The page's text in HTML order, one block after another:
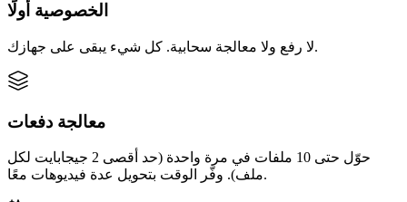
الخصوصية أولًا
لا رفع ولا معالجة سحابية. كل شيء يبقى على جهازك.
معالجة دفعات
حوّل حتى 10 ملفات في مرة واحدة (حد أقصى 2 جيجابايت لكل
ملف). وفّر الوقت بتحويل عدة فيديوهات معًا.